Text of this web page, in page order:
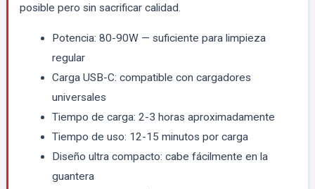
posible pero sin sacrificar calidad.
Potencia: 80-90W — suficiente para limpieza
regular
Carga USB-C: compatible con cargadores
universales
Tiempo de carga: 2-3 horas aproximadamente
Tiempo de uso: 12-15 minutos por carga
Diseño ultra compacto: cabe fácilmente en la
guantera